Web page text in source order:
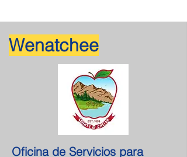
Wenatchee
Oficina de Servicios para